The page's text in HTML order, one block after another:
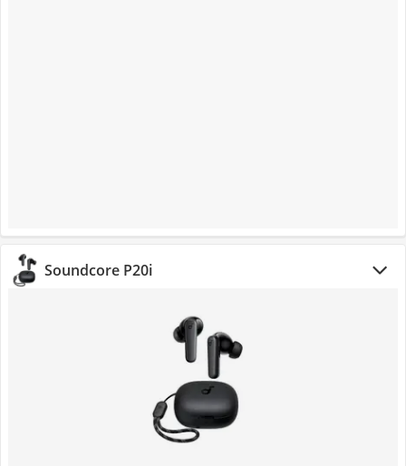
Soundcore P20i